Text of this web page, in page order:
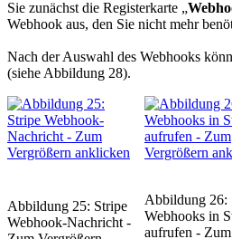
Sie zunächst die Registerkarte „
Webhook aus, den Sie nicht mehr
Nach der Auswahl des Webhooks
(siehe Abbildung 28).
Abbildung 25: Stripe
Webhook-Nachricht -
Abbildung 26:
Webhooks in
aufrufen - Zum